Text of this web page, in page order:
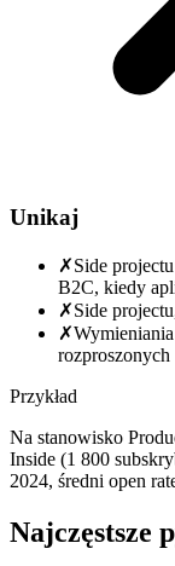
Unikaj
✗Side
B2C, kiedy
✗Side
✗
rozproszonych
Przykład
Na stanowisko
Inside (1 800
2024, średni open
Najczęstsze